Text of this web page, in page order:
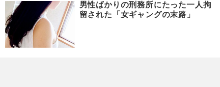
男性ばかりの刑務所にたった一人拘
留された「女ギャングの末路」